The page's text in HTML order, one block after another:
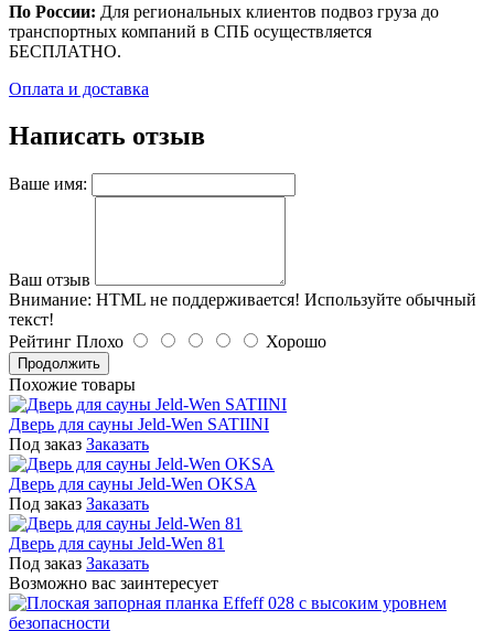
По России: Для региональных клиентов подвоз груза до
транспортных компаний в СПБ осуществляется
БЕСПЛАТНО.
Оплата и доставка
Написать отзыв
Ваше имя:
Ваш отзыв
Внимание: HTML не поддерживается! Используйте обычный
текст!
Рейтинг Плохо Хорошо
Продолжить
Похожие товары
Дверь для сауны Jeld-Wen SATIINI
Под заказ Заказать
Дверь для сауны Jeld-Wen OKSA
Под заказ Заказать
Дверь для сауны Jeld-Wen 81
Под заказ Заказать
Возможно вас заинтересует